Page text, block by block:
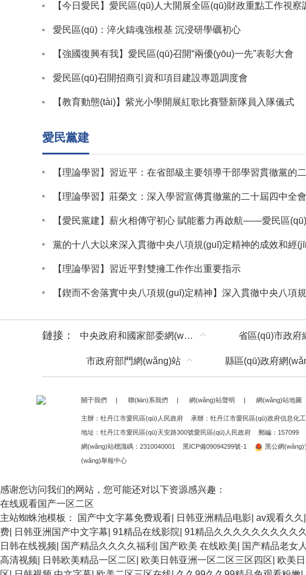
【今日愛民】愛民區(qū)人大開展全區(qū)財政重點工作視察
愛民區(qū)：淬火鑄魂強根基 沉浸研學礪初心
【強國復興有我】愛民區(qū)召開“兩優(yōu)一先”表彰大會
愛民區(qū)召開招商引資和項目建設專題調度會
【教育動態(tài)】紫光小學開展紅歌比賽暨新隊員入隊儀式
愛民黨建
【理論學習】習近平：在省部級主要領導干部學習貫徹黨的二十屆四中全會精神專題研討班上的...
【理論學習】莊榮文：深入學習宣傳貫徹黨的二十屆四中全會精神 以網(wǎng)絡強國建設助力中國式現(xiàn)...
【愛民黨建】薪火相傳守初心 賦能蓄力再啟航——愛民區(qū)舉辦離退休干部黨支部書記培訓班
黨的十八大以來深入貫徹中央八項規(guī)定精神的成效和經(jīng)
【理論學習】習近平對雙擁工作作出重要指示
【鍥而不舍落實中央八項規(guī)定精神】深入貫徹中央八項規(guī)定精神，總書記這些比喻和引用發(fā)
鏈接： 中央政府和國家部委網(wǎng)站 省區(qū)市政府
市政府部門網(wǎng)站 縣區(qū)政府網
關于我們 | 聯(lián)系我們 | 網(wǎng)站聲明 | 網(wǎng)站地圖
主辦：牡丹江市愛民區(qū)人民政府
承辦：牡丹江市愛民區(qū)政府信息化
地址：牡丹江市愛民區(qū)天安路300號愛民區(qū)人民政府
郵編：157099
網(wǎng)站標識碼：2310040001
黑ICP備09094299號-1 黑公網(wǎng)
(wǎng)舉報中心
感谢您访问我们的网站，您可能还对以下资源感兴趣：
在线观看国产一区二区
主站蜘蛛池模板：
国产中文字幕免费观看 日韩亚洲精品电影 av观看久久
费
日韩亚洲国产中文字幕 91精品在线影院 91精品久久久久久久久久久
日韩在线视频
国产精品久久久久福利 国产欧美 在线欧美 国产精品老女
高清视频
日韩欧美精品一区二区 欧美日韩亚洲一区二区三区四区 欧美